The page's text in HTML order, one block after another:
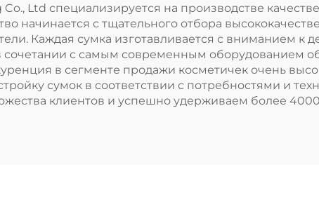
косметическая
сумка, золотистая
текстура молнии
Ltd специализируется на производстве
начинается с тщательного отбора
Каждая сумка изготавливается с вниманием к
с самым современным оборудованием
в сегменте продажи косметичек очень
сумок в соответствии с потребностями и
клиентов и успешно удерживаем более